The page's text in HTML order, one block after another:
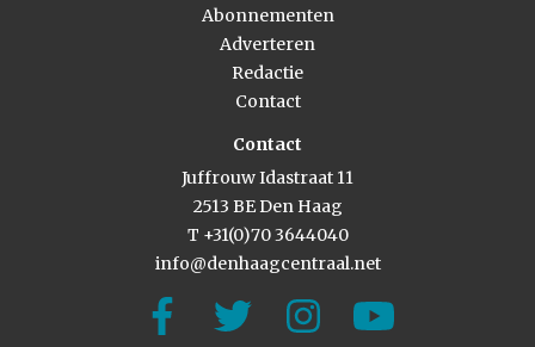
Abonnementen
Adverteren
Redactie
Contact
Contact
Juffrouw Idastraat 11
2513 BE Den Haag
T +31(0)70 3644040
info@denhaagcentraal.net